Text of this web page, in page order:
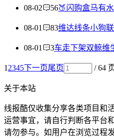
08-02 56🍑闪购盒马有
08-01 83维达线条小狗
08-01 3车走下架双鲸维
1 2345下一页尾页 / 64
关于本站
线报酷仅收集分享各类项目和
运营事宜，请自行判断各平台
请勿参与。如用户在浏览过程